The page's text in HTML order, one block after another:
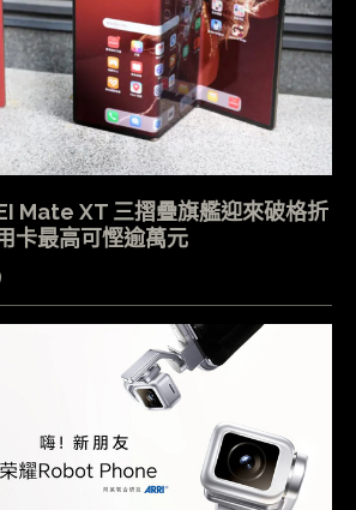
Mate XT 三摺疊旗艦迎來破格折
最高可慳逾萬元